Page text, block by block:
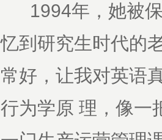
1994年，她被保
忆到研究生时代的
常好，让我对英语
行为学原 理，像一